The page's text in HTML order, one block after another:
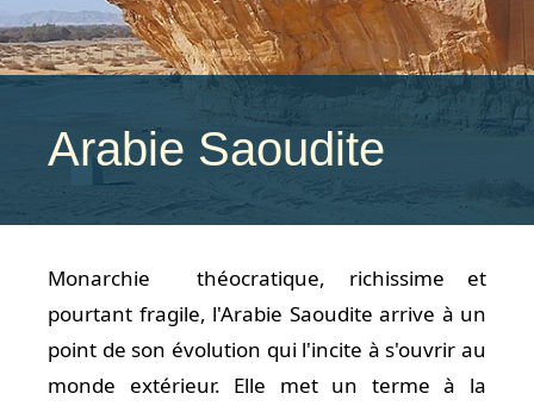
Arabie Saoudite
Monarchie théocratique, richissime et
pourtant fragile, l'Arabie Saoudite arrive à un
point de son évolution qui l'incite à s'ouvrir au
monde extérieur. Elle met un terme à la